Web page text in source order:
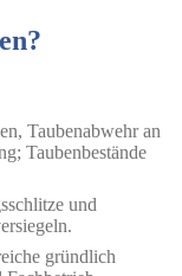
Taubenabwehr an
Taubenbestände
und
gründlich